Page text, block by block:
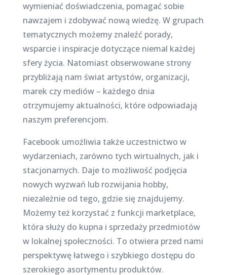
wymieniać doświadczenia, pomagać sobie
nawzajem i zdobywać nową wiedzę. W grupach
tematycznych możemy znaleźć porady,
wsparcie i inspiracje dotyczące niemal każdej
sfery życia. Natomiast obserwowane strony
przybliżają nam świat artystów, organizacji,
marek czy mediów – każdego dnia
otrzymujemy aktualności, które odpowiadają
naszym preferencjom.
Facebook umożliwia także uczestnictwo w
wydarzeniach, zarówno tych wirtualnych, jak i
stacjonarnych. Daje to możliwość podjęcia
nowych wyzwań lub rozwijania hobby,
niezależnie od tego, gdzie się znajdujemy.
Możemy też korzystać z funkcji marketplace,
która służy do kupna i sprzedaży przedmiotów
w lokalnej społeczności. To otwiera przed nami
perspektywę łatwego i szybkiego dostępu do
szerokiego asortymentu produktów.